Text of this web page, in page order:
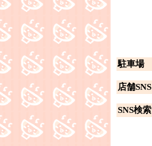
駐車場
店舗SNS
SNS検索